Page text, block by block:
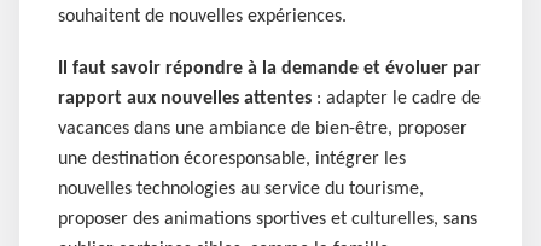
souhaitent de nouvelles expériences.
Il faut savoir répondre à la demande et évoluer par
rapport aux nouvelles attentes : adapter le cadre de
vacances dans une ambiance de bien-être, proposer
une destination écoresponsable, intégrer les
nouvelles technologies au service du tourisme,
proposer des animations sportives et culturelles, sans